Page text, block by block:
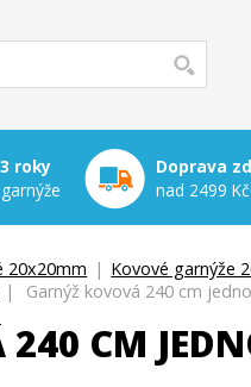
roky
Doprava
nad 2499 Kč
20x20mm | Kovové garnýže
| Garnýž kovová 240 cm
CM